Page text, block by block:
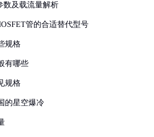
数及载流量解析
管的合适替代型号
规格
有哪些
规格
的星空爆冷